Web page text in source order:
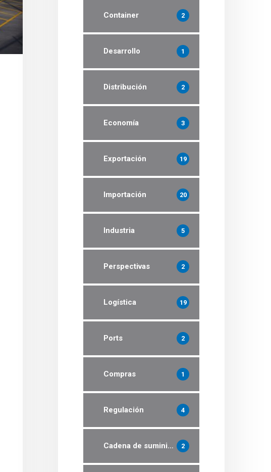
Container 2
Desarrollo 1
Distribución 2
Economía 3
Exportación 19
Importación 20
Industria 5
Perspectivas 2
Logística 19
Ports 2
Compras 1
Regulación 4
Cadena de suministro 2